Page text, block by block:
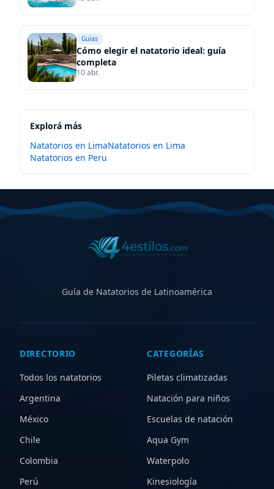
Guías
Cómo elegir el natatorio ideal: guía
completa
10 abr.
Explorá más
Natatorios en LimaNatatorios en Lima
Natatorios en Peru
Guía de Natatorios de Latinoamérica
DIRECTORIO
Todos los natatorios
Argentina
México
Chile
Colombia
Perú
CATEGORÍAS
Piletas climatizadas
Natación para niños
Escuelas de natación
Aqua Gym
Waterpolo
Kinesiología